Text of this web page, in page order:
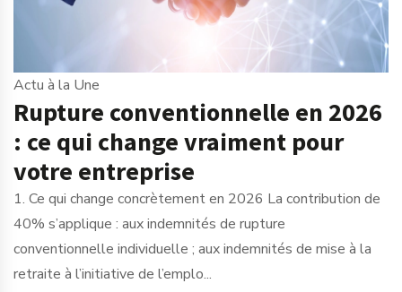
Actu à la Une
Rupture conventionnelle en 2026
: ce qui change vraiment pour
votre entreprise
1. Ce qui change concrètement en 2026 La contribution de
40% s’applique : aux indemnités de rupture
conventionnelle individuelle ; aux indemnités de mise à la
retraite à l’initiative de l’emplo...